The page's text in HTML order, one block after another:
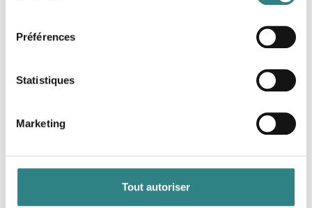
Préférences
Statistiques
Marketing
Tout autoriser
Booktivity is a smart booking system for activity
and accommodation providers